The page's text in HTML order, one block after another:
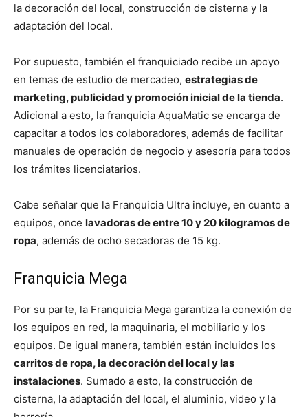
la decoración del local, construcción de cisterna y la
adaptación del local.
Por supuesto, también el franquiciado recibe un apoyo
en temas de estudio de mercadeo, estrategias de
marketing, publicidad y promoción inicial de la tienda.
Adicional a esto, la franquicia AquaMatic se encarga de
capacitar a todos los colaboradores, además de facilitar
manuales de operación de negocio y asesoría para todos
los trámites licenciatarios.
Cabe señalar que la Franquicia Ultra incluye, en cuanto a
equipos, once lavadoras de entre 10 y 20 kilogramos de
ropa, además de ocho secadoras de 15 kg.
Franquicia Mega
Por su parte, la Franquicia Mega garantiza la conexión de
los equipos en red, la maquinaria, el mobiliario y los
equipos. De igual manera, también están incluidos los
carritos de ropa, la decoración del local y las
instalaciones. Sumado a esto, la construcción de
cisterna, la adaptación del local, el aluminio, video y la